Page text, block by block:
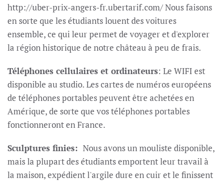
http://uber-prix-angers-fr.ubertarif.com/ Nous faisons
en sorte que les étudiants louent des voitures
ensemble, ce qui leur permet de voyager et d'explorer
la région historique de notre château à peu de frais.
Téléphones cellulaires et ordinateurs: Le WIFI est
disponible au studio. Les cartes de numéros européens
de téléphones portables peuvent être achetées en
Amérique, de sorte que vos téléphones portables
fonctionneront en France.
Sculptures finies: Nous avons un mouliste disponible,
mais la plupart des étudiants emportent leur travail à
la maison, expédient l'argile dure en cuir et le finissent